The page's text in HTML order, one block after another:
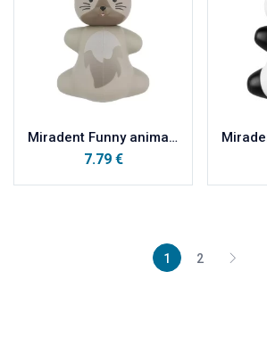
Miradent Funny animals držač četkice za zube MAČKA
7.79 €
1 2